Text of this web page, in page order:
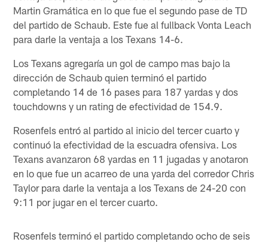
Martin Gramática en lo que fue el segundo pase de TD
del partido de Schaub. Este fue al fullback Vonta Leach
para darle la ventaja a los Texans 14-6.
Los Texans agregaría un gol de campo mas bajo la
dirección de Schaub quien terminó el partido
completando 14 de 16 pases para 187 yardas y dos
touchdowns y un rating de efectividad de 154.9.
Rosenfels entró al partido al inicio del tercer cuarto y
continuó la efectividad de la escuadra ofensiva. Los
Texans avanzaron 68 yardas en 11 jugadas y anotaron
en lo que fue un acarreo de una yarda del corredor Chris
Taylor para darle la ventaja a los Texans de 24-20 con
9:11 por jugar en el tercer cuarto.
Rosenfels terminó el partido completando ocho de seis